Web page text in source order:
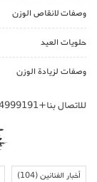
وصفات لانقاص الوزن
حلويات العيد
وصفات لزيادة الوزن
للاتصال بنا+212614999191
أخبار الفنانين(104)